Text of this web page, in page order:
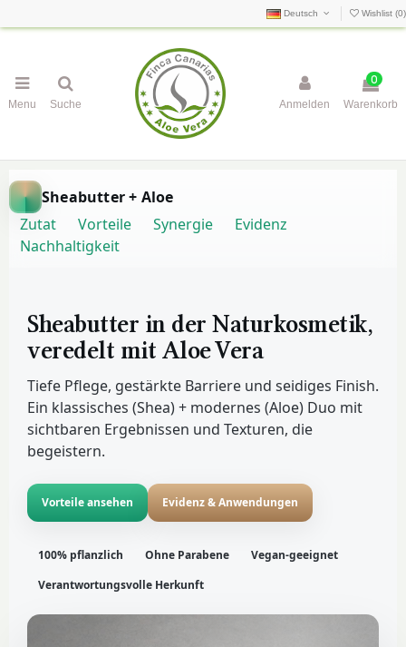
Deutsch Wishlist (0)
Menu Suche Anmelden
0
Warenkorb
Sheabutter + Aloe
Zutat
Vorteile Synergie
Evidenz
Nachhaltigkeit
Sheabutter in der Naturkosmetik,
veredelt mit Aloe Vera
Tiefe Pflege, gestärkte Barriere und seidiges Finish.
Ein klassisches (Shea) + modernes (Aloe) Duo mit
sichtbaren Ergebnissen und Texturen, die
begeistern.
Vorteile ansehen Evidenz & Anwendungen
100% pflanzlich Ohne Parabene
Vegan-geeignet
Verantwortungsvolle Herkunft